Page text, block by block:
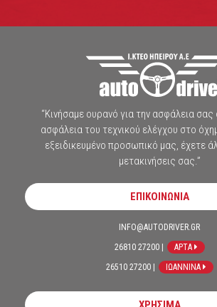
“Κινήσαμε ουρανό για την ασφάλεια
ασφάλεια του τεχνικού ελέγχου στο
εξειδικευμένο προσωπικό μας, έχετε
μετακινήσεις σας.”
ΕΠΙΚΟΙΝΩΝΙΑ
INFO@AUTODRIVER.GR
26810 27200 |
ΑΡΤΑ
26510 27200 |
ΙΩΑΝΝΙΝΑ